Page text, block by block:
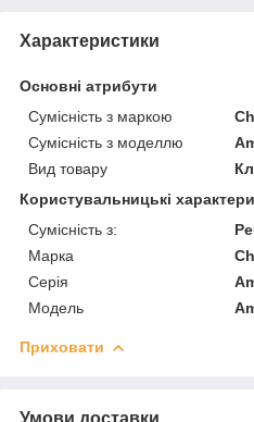
Характеристики
Основні атрибути
Сумісність з маркою
Сумісність з моделлю
Вид товару
Користувальницькі
Сумісність з:
Марка
Серія
Модель
Приховати
Умови доставки